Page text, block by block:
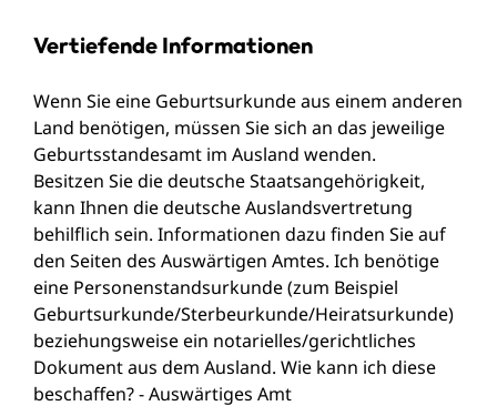
Vertiefende Informationen
Wenn Sie eine Geburtsurkunde aus einem anderen
Land benötigen, müssen Sie sich an das jeweilige
Geburtsstandesamt im Ausland wenden.
Besitzen Sie die deutsche Staatsangehörigkeit,
kann Ihnen die deutsche Auslandsvertretung
behilflich sein. Informationen dazu finden Sie auf
den Seiten des Auswärtigen Amtes. Ich benötige
eine Personenstandsurkunde (zum Beispiel
Geburtsurkunde/Sterbeurkunde/Heiratsurkunde)
beziehungsweise ein notarielles/gerichtliches
Dokument aus dem Ausland. Wie kann ich diese
beschaffen? -Auswärtiges Amt